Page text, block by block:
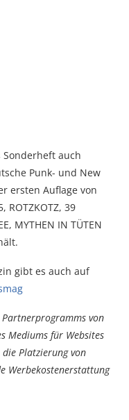
Sonderheft auch
Punk- und New
ersten Auflage von
ROTZKOTZ, 39
MYTHEN IN TÜTEN
gibt es auch auf
Partnerprogramms von
Mediums für Websites
Platzierung von
Werbekostenerstattung